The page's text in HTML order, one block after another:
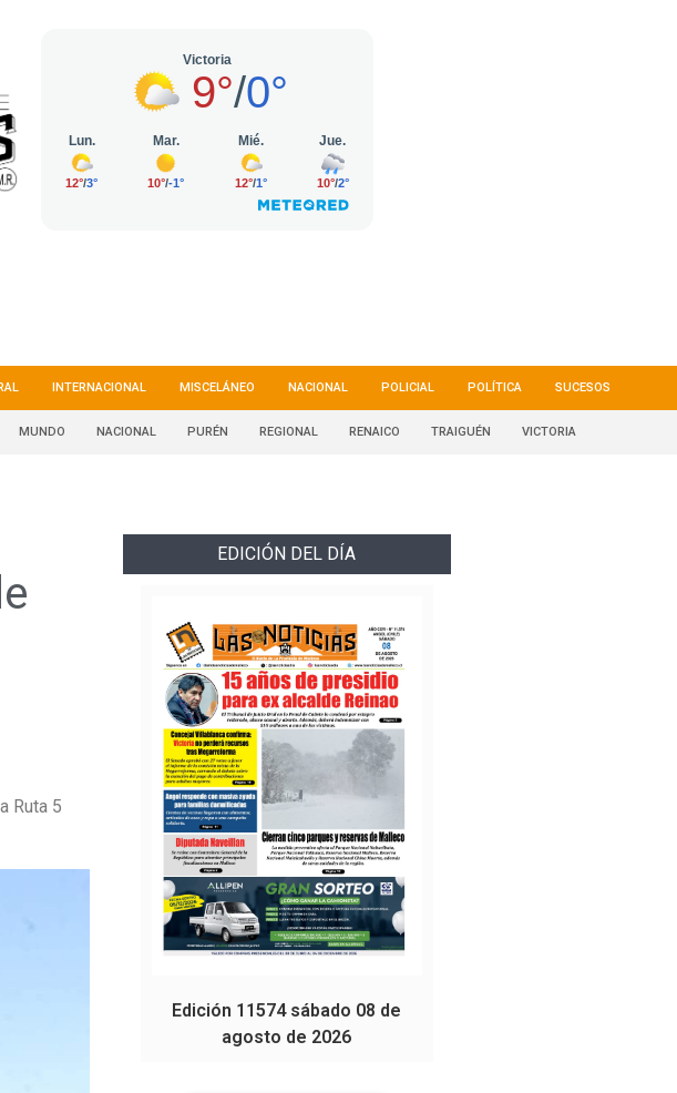
INTERNACIONAL MISCELÁNEO NACIONAL POLICIAL POLÍTICA SUCESOS
MUNDO NACIONAL PURÉN REGIONAL RENAICO TRAIGUÉN VICTORIA
Ruta 5
EDICIÓN DEL DÍA
Edición 11574 sábado 08 de
agosto de 2026